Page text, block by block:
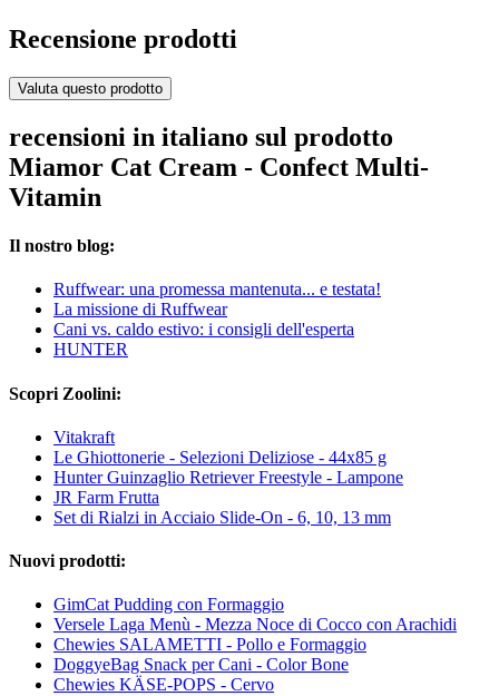
Recensione prodotti
Valuta questo prodotto
recensioni in italiano sul prodotto
Miamor Cat Cream - Confect Multi-
Vitamin
Il nostro blog:
Ruffwear: una promessa mantenuta... e testata!
La missione di Ruffwear
Cani vs. caldo estivo: i consigli dell'esperta
HUNTER
Scopri Zoolini:
Vitakraft
Le Ghiottonerie - Selezioni Deliziose - 44x85 g
Hunter Guinzaglio Retriever Freestyle - Lampone
JR Farm Frutta
Set di Rialzi in Acciaio Slide-On - 6, 10, 13 mm
Nuovi prodotti:
GimCat Pudding con Formaggio
Versele Laga Menù - Mezza Noce di Cocco con Arachidi
Chewies SALAMETTI - Pollo e Formaggio
DoggyeBag Snack per Cani - Color Bone
Chewies KÄSE-POPS - Cervo